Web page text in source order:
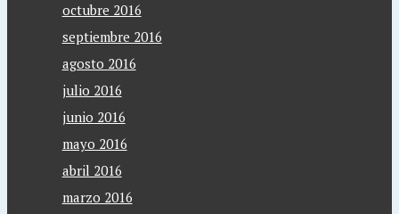
octubre 2016
septiembre 2016
agosto 2016
julio 2016
junio 2016
mayo 2016
abril 2016
marzo 2016